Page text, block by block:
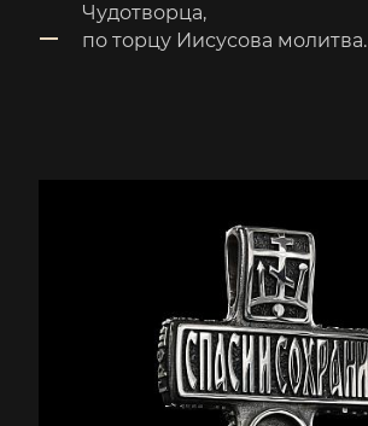
Чудотворца,
по торцу Иисусова молитва.